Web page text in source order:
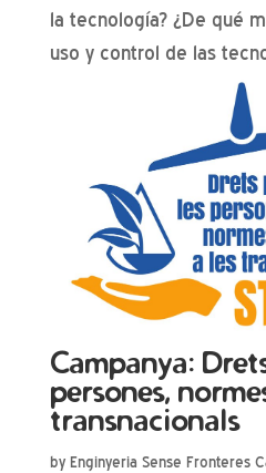
la tecnología? ¿De qué
uso y control de las
Campanya:
persones,
transnacionals
by Enginyeria Sense Fronteres